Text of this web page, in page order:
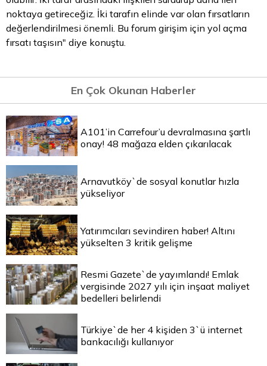
noktaya getireceğiz. İki tarafın elinde var olan fırsatların
değerlendirilmesi önemli. Bu forum girişim için yol açma
fırsatı taşısın" diye konuştu.
En Çok Okunan Haberler
A101’in Carrefour’u devralmasına şartlı
onay! 48 mağaza elden çıkarılacak
Arnavutköy`de sosyal konutlar hızla
yükseliyor
Yatırımcıları sevindiren haber! Altını
yükselten 3 kritik gelişme
Resmi Gazete`de yayımlandı! Emlak
vergisinde 2027 yılı için inşaat maliyet
bedelleri belirlendi
Türkiye`de her 4 kişiden 3`ü internet
bankacılığı kullanıyor